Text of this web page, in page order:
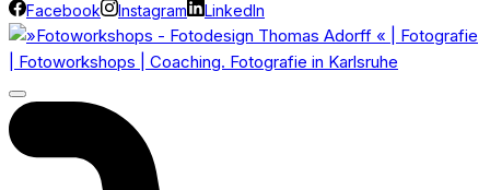
Facebook Instagram LinkedIn